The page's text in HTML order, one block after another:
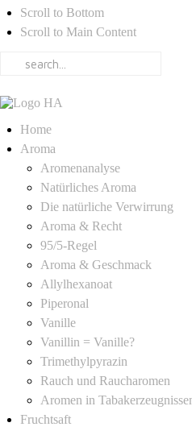
Scroll to Bottom
Scroll to Main Content
Home
Aroma
Aromenanalyse
Natürliches Aroma
Die natürliche Verwirrung
Aroma & Recht
95/5-Regel
Aroma & Geschmack
Allylhexanoat
Piperonal
Vanille
Vanillin = Vanille?
Trimethylpyrazin
Rauch und Raucharomen
Aromen in
Fruchtsaft